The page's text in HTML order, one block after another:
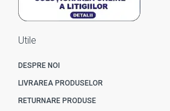
Utile
DESPRE NOI
LIVRAREA PRODUSELOR
RETURNARE PRODUSE